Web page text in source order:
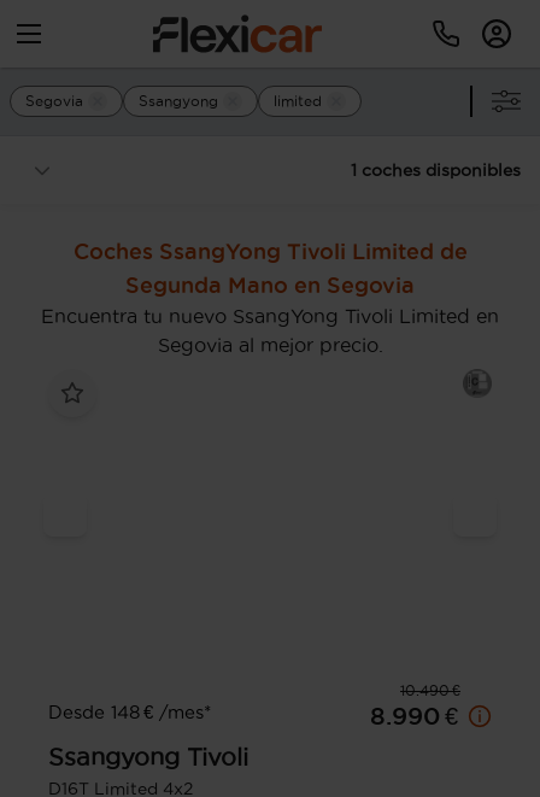
Segovia Ssangyong limited
1 coches disponibles
Coches SsangYong Tivoli Limited de
Segunda Mano en Segovia
Encuentra tu nuevo SsangYong Tivoli Limited en
Segovia al mejor precio.
10.490 €
Desde 148 € /mes*
8.990 €
Ssangyong Tivoli
D16T Limited 4x2